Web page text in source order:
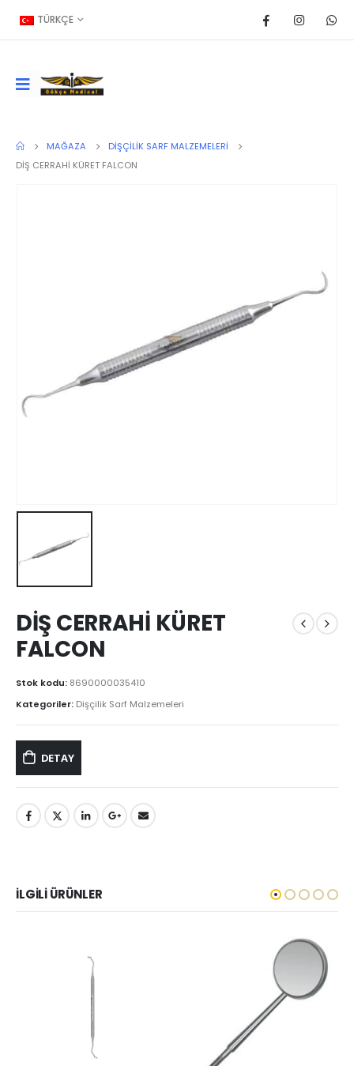
TÜRKÇE
MAĞAZA
DIŞÇILIK SARF MALZEMELERI
DİŞ CERRAHİ KÜRET FALCON
DİŞ CERRAHİ KÜRET
FALCON
Stok kodu: 8690000035410
Kategoriler: Dişçilik Sarf Malzemeleri
DETAY
İLGILI ÜRÜNLER